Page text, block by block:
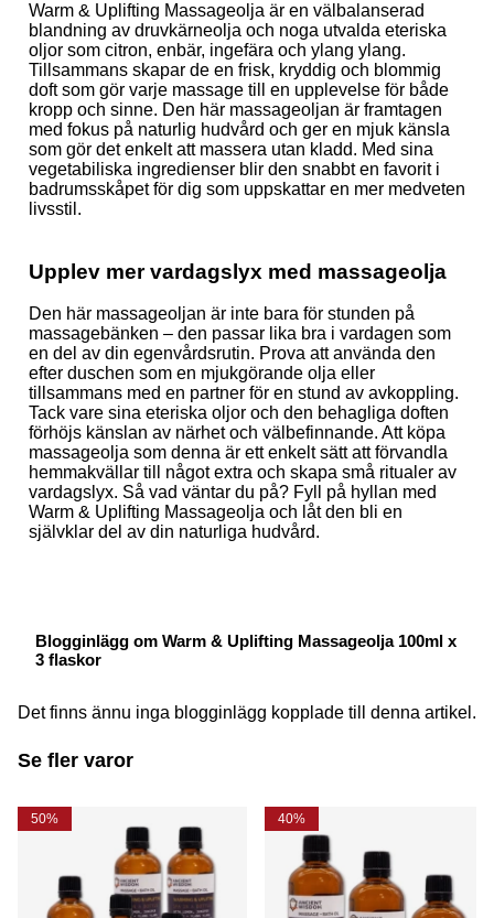
Warm & Uplifting Massageolja är en välbalanserad
blandning av druvkärneolja och noga utvalda eteriska
oljor som citron, enbär, ingefära och ylang ylang.
Tillsammans skapar de en frisk, kryddig och blommig
doft som gör varje massage till en upplevelse för både
kropp och sinne. Den här massageoljan är framtagen
med fokus på naturlig hudvård och ger en mjuk känsla
som gör det enkelt att massera utan kladd. Med sina
vegetabiliska ingredienser blir den snabbt en favorit i
badrumsskåpet för dig som uppskattar en mer medveten
livsstil.
Upplev mer vardagslyx med massageolja
Den här massageoljan är inte bara för stunden på
massagebänken – den passar lika bra i vardagen som
en del av din egenvårdsrutin. Prova att använda den
efter duschen som en mjukgörande olja eller
tillsammans med en partner för en stund av avkoppling.
Tack vare sina eteriska oljor och den behagliga doften
förhöjs känslan av närhet och välbefinnande. Att köpa
massageolja som denna är ett enkelt sätt att förvandla
hemmakvällar till något extra och skapa små ritualer av
vardagslyx. Så vad väntar du på? Fyll på hyllan med
Warm & Uplifting Massageolja och låt den bli en
självklar del av din naturliga hudvård.
Blogginlägg om Warm & Uplifting Massageolja 100ml x
3 flaskor
Det finns ännu inga blogginlägg kopplade till denna artikel.
Se fler varor
50% 40%